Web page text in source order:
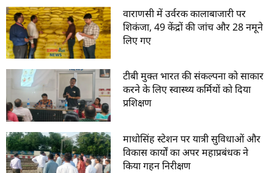
वाराणसी में उर्वरक कालाबाजारी पर
शिकंजा, 49 केंद्रों की जांच और 28 नमूने
लिए गए
टीबी मुक्त भारत की संकल्पना को साकार
करने के लिए स्वास्थ्य कर्मियों को दिया
प्रशिक्षण
माधोसिंह स्टेशन पर यात्री सुविधाओं और
विकास कार्यों का अपर महाप्रबंधक ने
किया गहन निरीक्षण